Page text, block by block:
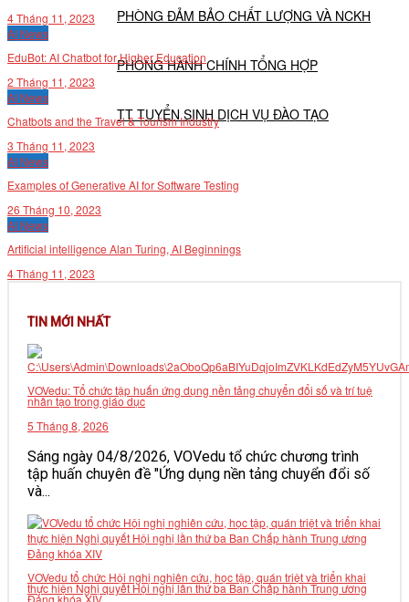
PHÒNG ĐẢM BẢO CHẤT LƯỢNG VÀ NCKH
PHÒNG HÀNH CHÍNH TỔNG HỢP
TT TUYỂN SINH DỊCH VỤ ĐÀO TẠO
NGHIÊN CỨU KHOA HỌC
VĂN BẢN
4 Tháng 11, 2023
AI News
EduBot: AI Chatbot for Higher Education
2 Tháng 11, 2023
AI News
Chatbots and the Travel & Tourism Industry
3 Tháng 11, 2023
AI News
Examples of Generative AI for Software Testing
26 Tháng 10, 2023
AI News
Artificial intelligence Alan Turing, AI Beginnings
4 Tháng 11, 2023
TIN MỚI NHẤT
VOVedu: Tổ chức tập huấn ứng dụng nền tảng chuyển đổi số và trí tuệ
nhân tạo trong giáo dục
5 Tháng 8, 2026
Sáng ngày 04/8/2026, VOVedu tổ chức chương trình
tập huấn chuyên đề "Ứng dụng nền tảng chuyển đổi số
và...
VOVedu tổ chức Hội nghị nghiên cứu, học tập, quán triệt và triển khai
thực hiện Nghị quyết Hội nghị lần thứ ba Ban Chấp hành Trung ương